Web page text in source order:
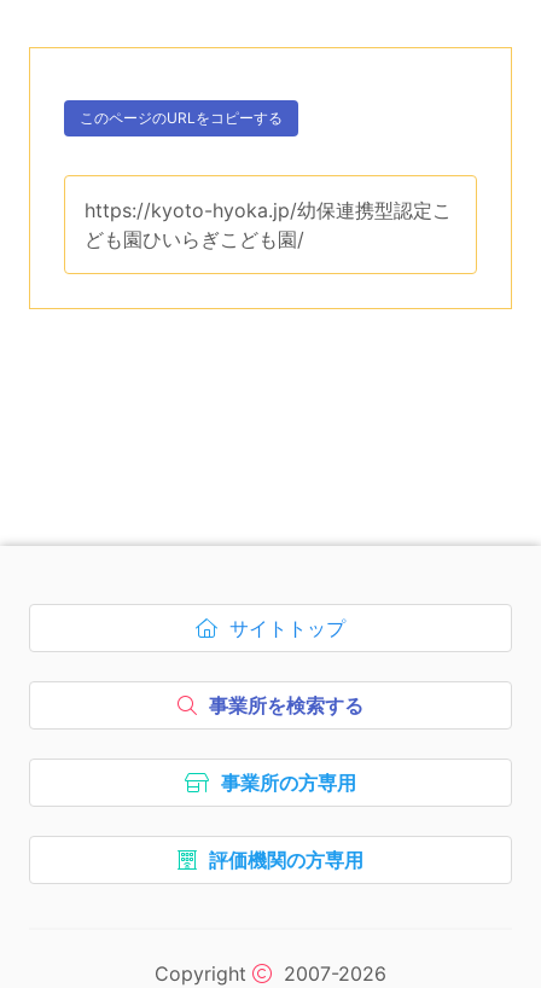
ボタン、
このページのURLを コピーする
。
このページのURLは、
https://kyoto-hyoka.jp/幼保連携型認定こ
ども園ひいらぎこども園/
次のコンテンツはページのフ
ボタン1、
サイトトップ
を開く
ボタン2、
事業所を検索する
ボタン3、
事業所の方専用
ボタン4、
評価機関の方専用
Copyright 2007-2026